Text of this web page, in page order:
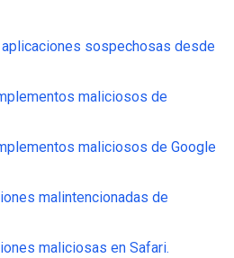
sospechosas desde
maliciosos de
maliciosos de Google
malintencionadas de
maliciosas en Safari.